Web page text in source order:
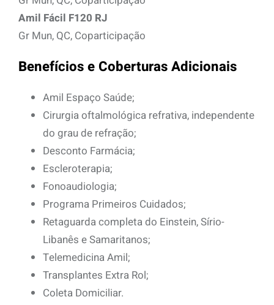
Amil Fácil F120 RJ
Gr Mun, QC, Coparticipação
Benefícios e Coberturas Adicionais
Amil Espaço Saúde;
Cirurgia oftalmológica refrativa, independente
do grau de refração;
Desconto Farmácia;
Escleroterapia;
Fonoaudiologia;
Programa Primeiros Cuidados;
Retaguarda completa do Einstein, Sírio-
Libanês e Samaritanos;
Telemedicina Amil;
Transplantes Extra Rol;
Coleta Domiciliar.